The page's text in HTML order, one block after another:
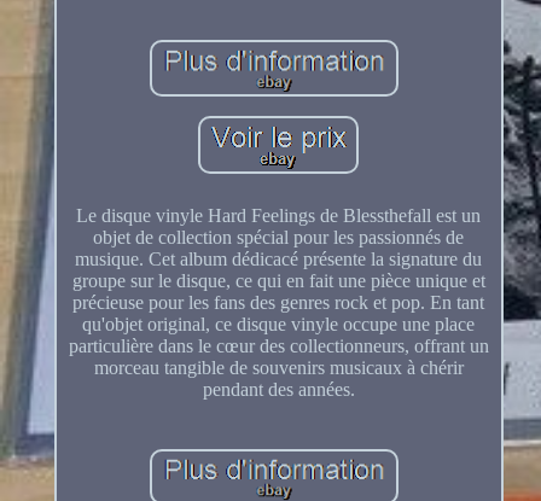
Le disque vinyle Hard Feelings de Blessthefall est un
objet de collection spécial pour les passionnés de
musique. Cet album dédicacé présente la signature du
groupe sur le disque, ce qui en fait une pièce unique et
précieuse pour les fans des genres rock et pop. En tant
qu'objet original, ce disque vinyle occupe une place
particulière dans le cœur des collectionneurs, offrant un
morceau tangible de souvenirs musicaux à chérir
pendant des années.